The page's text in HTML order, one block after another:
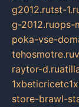
g2012.rutst-
g-2012.ruops-
poka-vse-
tehosmotre.ru
raytor-d.ru
store-brawl-